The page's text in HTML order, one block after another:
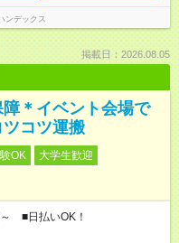
ンデックス
掲載日：2026.08.05
＊イベント会場で
コツ運搬
OK
大学生歓迎
■日払いOK！